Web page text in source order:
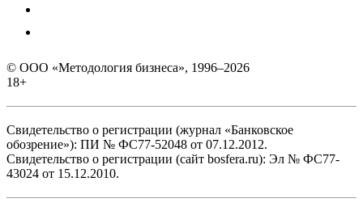
© ООО «Методология бизнеса», 1996–2026
18+
Свидетельство о регистрации (журнал «Банковское
обозрение»): ПИ № ФС77-52048 от 07.12.2012.
Свидетельство о регистрации (сайт bosfera.ru): Эл № ФС77-
43024 от 15.12.2010.